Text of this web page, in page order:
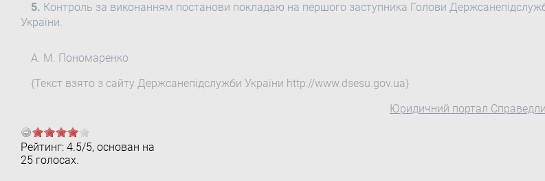
5. Контроль за виконанням постанови покладаю на першого заступника Голови
України.
А. М. Пономаренко
{Текст взято з сайту Держсанепідслужби України http://www.dsesu.gov.ua}
Юридичний портал
Рейтинг: 4.5/5, основан на
25голосах.